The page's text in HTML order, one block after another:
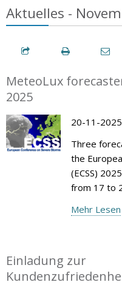
Aktuelles -
MeteoLux
2025
20-11-2025
Three
the
(ECSS)
from 17 to
Mehr Lesen
Einladung zur